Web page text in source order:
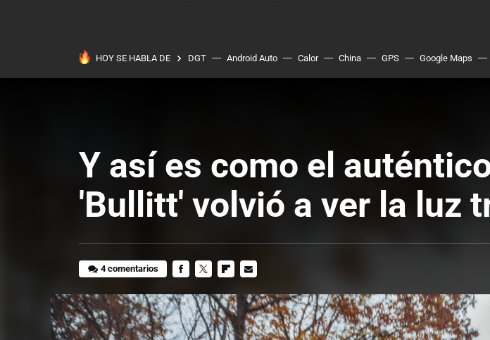
HOY SE HABLA DE DGT Android Auto Calor China GPS Google Maps
Y así es como el
'Bullitt' volvió a ver la luz
4 comentarios
MAIL